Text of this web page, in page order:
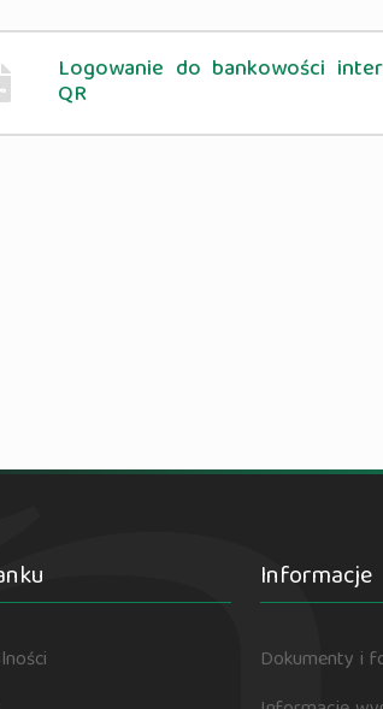
Logowanie do bankowości
QR
Informacje
Dokumenty i